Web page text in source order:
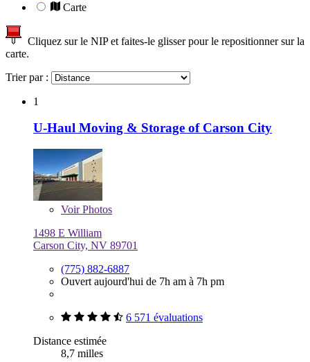
Carte
Cliquez sur le NIP et faites-le glisser pour le repositionner sur la
carte.
Trier par :
1
U-Haul Moving & Storage of Carson City
VoirPhotos
1498 E William
Carson City, NV 89701
(775) 882-6887
Ouvert aujourd'hui de 7h am à 7h pm
6 571 évaluations
Distance estimée
8,7 milles